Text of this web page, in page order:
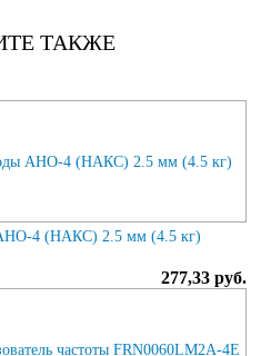
ТАКЖЕ
4 (НАКС) 2.5 мм (4.5 кг)
277,33 руб.